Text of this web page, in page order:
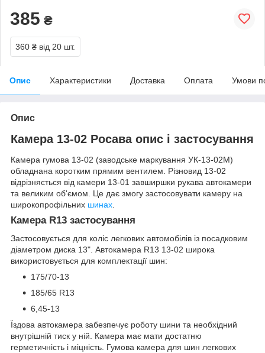
385 ₴
360 ₴ від 20 шт.
Опис Характеристики Доставка Оплата Умови
Опис
Камера 13-02 Росава опис і застосування
Камера гумова 13-02 (заводське маркування УК-13-02М)
обладнана коротким прямим вентилем. Різновид 13-02
відрізняється від камери 13-01 завширшки рукава автокамери
та великим об'ємом. Це дає змогу застосовувати камеру на
широкопрофільних шинах.
Камера R13 застосування
Застосовується для коліс легкових автомобілів із посадковим
діаметром диска 13". Автокамера R13 13-02 широка
використовується для комплектації шин:
175/70-13
185/65 R13
6,45-13
Їздова автокамера забезпечує роботу шини та необхідний
внутрішній тиск у ній. Камера має мати достатню
герметичність і міцність. Гумова камера для шин легкових